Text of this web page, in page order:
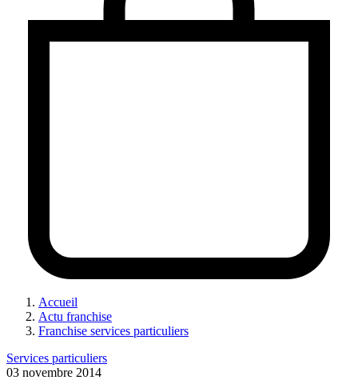
Accueil
Actu franchise
Franchise services particuliers
Services particuliers
03 novembre 2014